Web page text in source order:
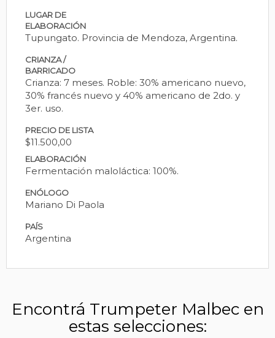
LUGAR DE
ELABORACIÓN
Tupungato. Provincia de Mendoza, Argentina.
CRIANZA /
BARRICADO
Crianza: 7 meses. Roble: 30% americano nuevo,
30% francés nuevo y 40% americano de 2do. y
3er. uso.
PRECIO DE LISTA
$11.500,00
ELABORACIÓN
Fermentación maloláctica: 100%.
ENÓLOGO
Mariano Di Paola
PAÍS
Argentina
Encontrá Trumpeter Malbec en
estas selecciones: